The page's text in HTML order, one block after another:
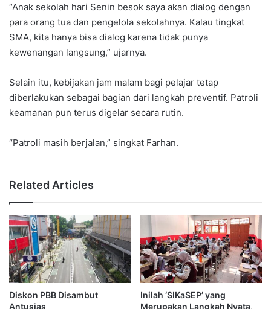
“Anak sekolah hari Senin besok saya akan dialog dengan
para orang tua dan pengelola sekolahnya. Kalau tingkat
SMA, kita hanya bisa dialog karena tidak punya
kewenangan langsung,” ujarnya.
Selain itu, kebijakan jam malam bagi pelajar tetap
diberlakukan sebagai bagian dari langkah preventif. Patroli
keamanan pun terus digelar secara rutin.
“Patroli masih berjalan,” singkat Farhan.
Related Articles
Diskon PBB Disambut
Antusias
Inilah ‘SIKaSEP’ yang
Merupakan Langkah Nyata,